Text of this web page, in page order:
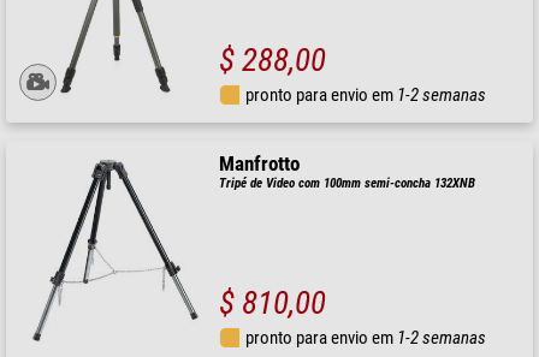
$ 288,00
pronto para envio em 1-2 semanas
Manfrotto
Tripé de Video com 100mm semi-concha 132XNB
$ 810,00
pronto para envio em 1-2 semanas